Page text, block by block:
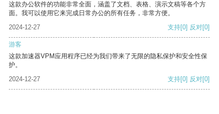
这款办公软件的功能非常全面，涵盖了文档、表格、演示文稿等各个方
面。我可以使用它来完成日常办公的所有任务，非常方便。
2024-12-27
支持[0] 反对[0]
游客
这款加速器VPM应用程序已经为我们带来了无限的隐私保护和安全性保
护。
2024-12-27
支持[0] 反对[0]